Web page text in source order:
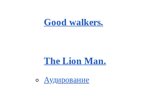
Good walkers.
The Lion Man.
Аудирование